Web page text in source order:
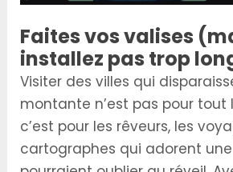
Faites vos valises
installez pas trop
Visiter des villes qui
montante n’est pas pour
c’est pour les rêveurs, les
cartographes qui adorent une